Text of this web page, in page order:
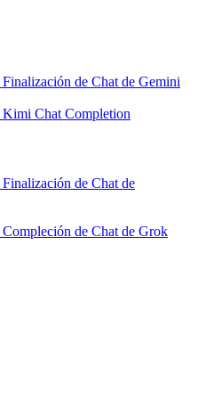
de Chat de Gemini
Chat Completion
de Chat de
de Chat de Grok